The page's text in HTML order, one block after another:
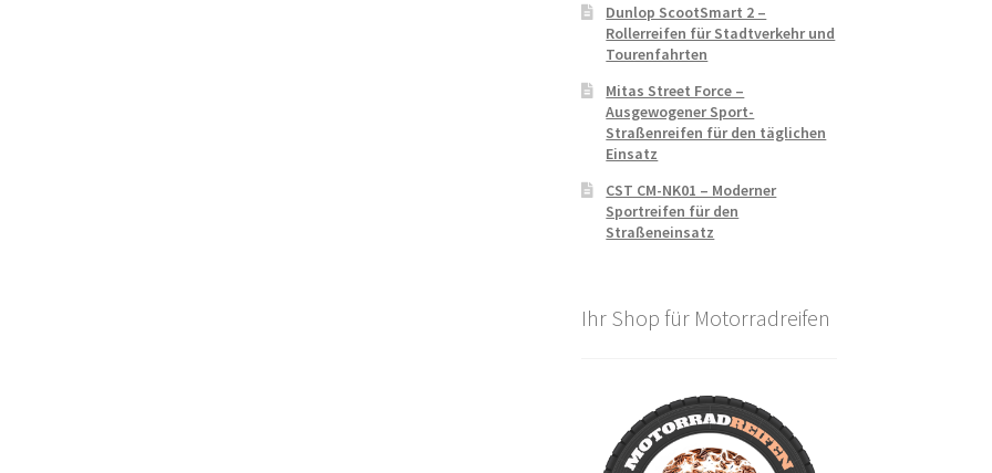
Dunlop ScootSmart 2 –
Rollerreifen für Stadtverkehr und
Tourenfahrten
Mitas Street Force –
Ausgewogener Sport-
Straßenreifen für den täglichen
Einsatz
CST CM-NK01 – Moderner
Sportreifen für den
Straßeneinsatz
Ihr Shop für Motorradreifen